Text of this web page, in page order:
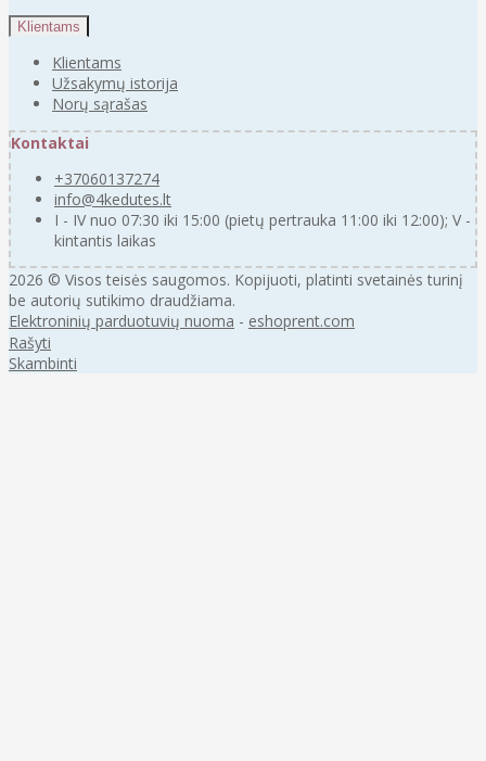
Klientams
Klientams
Užsakymų istorija
Norų sąrašas
Kontaktai
+37060137274
info@4kedutes.lt
I - IV nuo 07:30 iki 15:00 (pietų pertrauka 11:00 iki 12:00); V -
kintantis laikas
2026 © Visos teisės saugomos. Kopijuoti, platinti svetainės turinį
be autorių sutikimo draudžiama.
Elektroninių parduotuvių nuoma - eshoprent.com
Rašyti
Skambinti